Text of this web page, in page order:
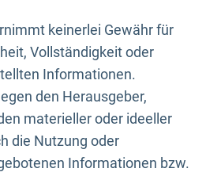
keinerlei Gewähr für
Vollständigkeit oder
Informationen.
den Herausgeber,
materieller oder ideeller
die Nutzung oder
Informationen bzw.